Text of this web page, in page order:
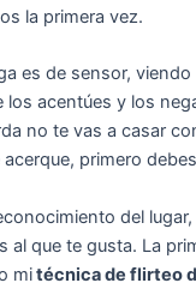
la primera vez.
es de sensor,
los acentúes y los
no te vas a casar
primero
del
al que te gusta. La
mitécnica de flirteo